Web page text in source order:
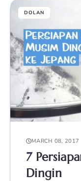
DOLAN
MARCH 08, 2017
7
Dingin